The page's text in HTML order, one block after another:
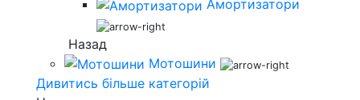
Амортизатори
Назад
Мотошини
Дивитись більше категорій